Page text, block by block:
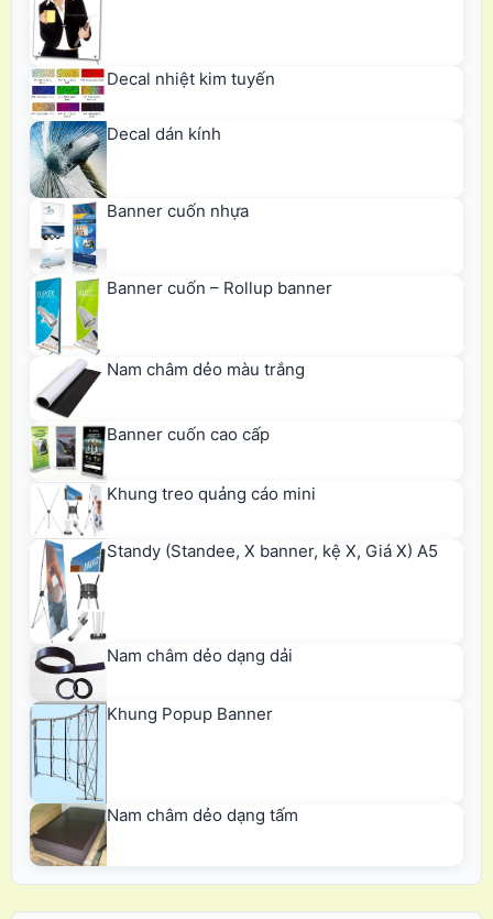
Decal nhiệt kim tuyến
Decal dán kính
Banner cuốn nhựa
Banner cuốn – Rollup banner
Nam châm dẻo màu trắng
Banner cuốn cao cấp
Khung treo quảng cáo mini
Standy (Standee, X banner, kệ X, Giá X) A5
Nam châm dẻo dạng dải
Khung Popup Banner
Nam châm dẻo dạng tấm